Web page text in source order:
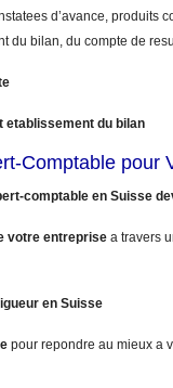
d’avance, produits
du bilan, du compte de
etablissement du bilan
Comptable pour
comptable en Suisse
votre entreprise a travers
en Suisse
pour repondre au mieux a